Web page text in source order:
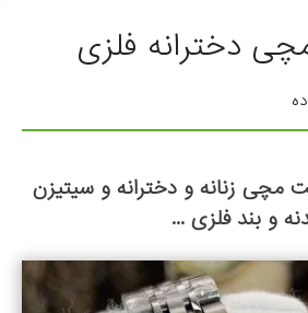
دخترانه فلزی
زنانه و دخترانه و سیتیزن
و بند فلزی ...